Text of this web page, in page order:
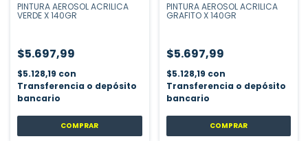
PINTURA AEROSOL ACRILICA
VERDE X 140GR
$5.697,99
$5.128,19 con
Transferencia o depósito
bancario
PINTURA AEROSOL ACRILICA
GRAFITO X 140GR
$5.697,99
$5.128,19 con
Transferencia o depósito
bancario